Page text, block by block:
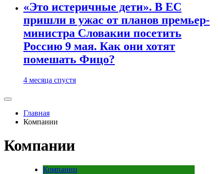
«Это истеричные дети». В ЕС
пришли в ужас от планов премьер-
министра Словакии посетить
Россию 9 мая. Как они хотят
помешать Фицо?
4 месяца спустя
Главная
Компании
Компании
Компании